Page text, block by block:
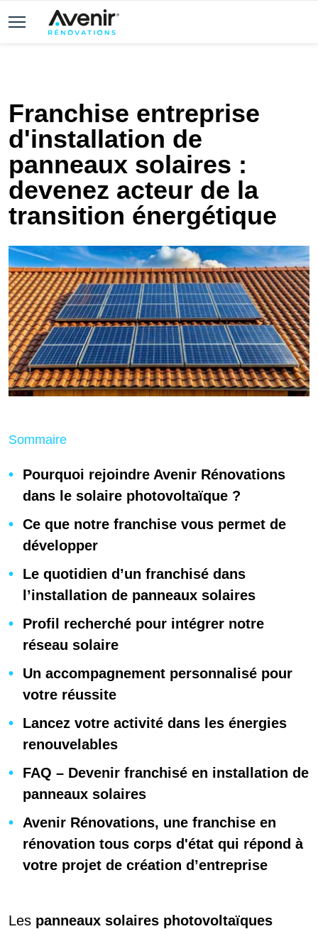
Franchise entreprise
d'installation de
panneaux solaires :
devenez acteur de la
transition énergétique
Sommaire
Pourquoi rejoindre Avenir Rénovations
dans le solaire photovoltaïque ?
Ce que notre franchise vous permet de
développer
Le quotidien d’un franchisé dans
l’installation de panneaux solaires
Profil recherché pour intégrer notre
réseau solaire
Un accompagnement personnalisé pour
votre réussite
Lancez votre activité dans les énergies
renouvelables
FAQ – Devenir franchisé en installation de
panneaux solaires
Avenir Rénovations, une franchise en
rénovation tous corps d'état qui répond à
votre projet de création d’entreprise
Les panneaux solaires photovoltaïques